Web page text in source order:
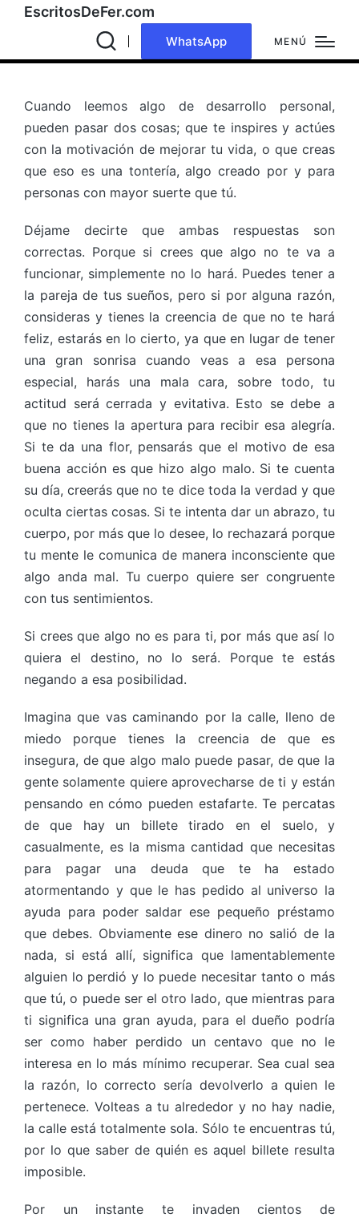
EscritosDeFer.com
WhatsApp MENÚ
Cuando leemos algo de desarrollo personal,
pueden pasar dos cosas; que te inspires y actúes
con la motivación de mejorar tu vida, o que creas
que eso es una tontería, algo creado por y para
personas con mayor suerte que tú.
Déjame decirte que ambas respuestas son
correctas. Porque si crees que algo no te va a
funcionar, simplemente no lo hará. Puedes tener a
la pareja de tus sueños, pero si por alguna razón,
consideras y tienes la creencia de que no te hará
feliz, estarás en lo cierto, ya que en lugar de tener
una gran sonrisa cuando veas a esa persona
especial, harás una mala cara, sobre todo, tu
actitud será cerrada y evitativa. Esto se debe a
que no tienes la apertura para recibir esa alegría.
Si te da una flor, pensarás que el motivo de esa
buena acción es que hizo algo malo. Si te cuenta
su día, creerás que no te dice toda la verdad y que
oculta ciertas cosas. Si te intenta dar un abrazo, tu
cuerpo, por más que lo desee, lo rechazará porque
tu mente le comunica de manera inconsciente que
algo anda mal. Tu cuerpo quiere ser congruente
con tus sentimientos.
Si crees que algo no es para ti, por más que así lo
quiera el destino, no lo será. Porque te estás
negando a esa posibilidad.
Imagina que vas caminando por la calle, lleno de
miedo porque tienes la creencia de que es
insegura, de que algo malo puede pasar, de que la
gente solamente quiere aprovecharse de ti y están
pensando en cómo pueden estafarte. Te percatas
de que hay un billete tirado en el suelo, y
casualmente, es la misma cantidad que necesitas
para pagar una deuda que te ha estado
atormentando y que le has pedido al universo la
ayuda para poder saldar ese pequeño préstamo
que debes. Obviamente ese dinero no salió de la
nada, si está allí, significa que lamentablemente
alguien lo perdió y lo puede necesitar tanto o más
que tú, o puede ser el otro lado, que mientras para
ti significa una gran ayuda, para el dueño podría
ser como haber perdido un centavo que no le
interesa en lo más mínimo recuperar. Sea cual sea
la razón, lo correcto sería devolverlo a quien le
pertenece. Volteas a tu alrededor y no hay nadie,
la calle está totalmente sola. Sólo te encuentras tú,
por lo que saber de quién es aquel billete resulta
imposible.
Por un instante te invaden cientos de